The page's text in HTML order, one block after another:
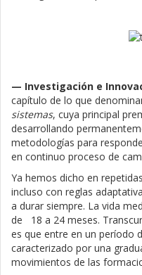
— Investigación e
capítulo de lo que
sistemas, cuya principal
desarrollando
metodologías para
en continuo proceso de
Ya hemos dicho en
incluso con reglas
a durar siempre. La vida
de 18 a 24 meses.
es que entre en un período
caracterizado por una
movimientos de las